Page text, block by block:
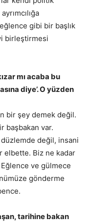
gibi bir başlık
birleştirmesi
mı acaba bu
diye’. O yüzden
bir şey demek değil.
başbakan var.
düzlemde değil, insani
elbette. Biz ne kadar
Eğlence ve gülmece
gönderme
tarihine bakan